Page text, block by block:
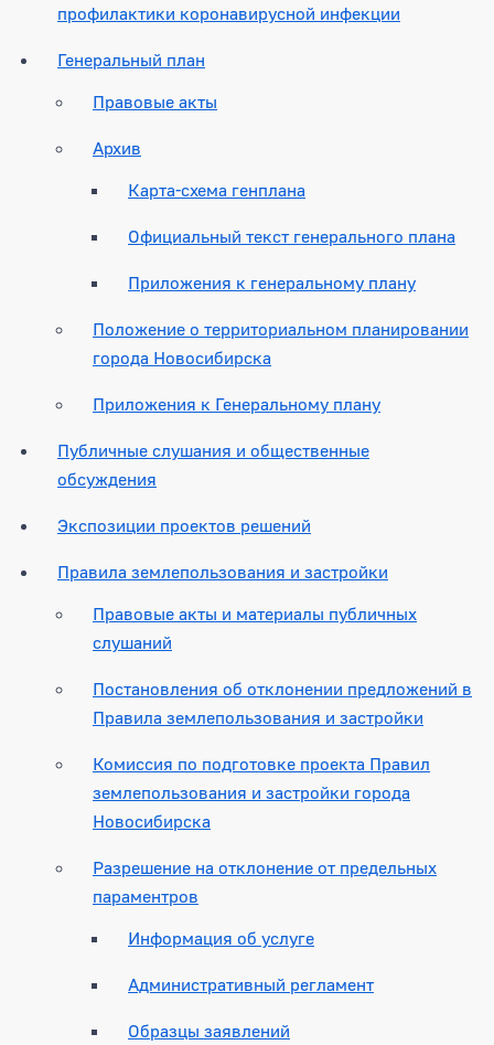
профилактики коронавирусной инфекции
Генеральный план
Правовые акты
Архив
Карта-схема генплана
Официальный текст генерального плана
Приложения к генеральному плану
Положение о территориальном планировании
города Новосибирска
Приложения к Генеральному плану
Публичные слушания и общественные
обсуждения
Экспозиции проектов решений
Правила землепользования и застройки
Правовые акты и материалы публичных
слушаний
Постановления об отклонении предложений в
Правила землепользования и застройки
Комиссия по подготовке проекта Правил
землепользования и застройки города
Новосибирска
Разрешение на отклонение от предельных
параментров
Информация об услуге
Административный регламент
Образцы заявлений